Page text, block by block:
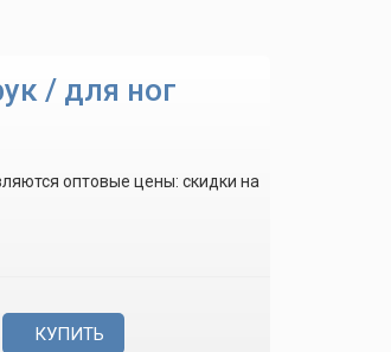
/ для ног
оптовые цены: скидки на
КУПИТЬ